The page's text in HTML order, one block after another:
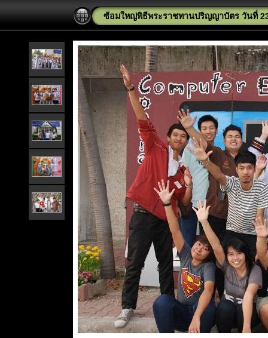
ซ้อมใหญ่พิธีพระราชทานปริญญาบัตร วันที่